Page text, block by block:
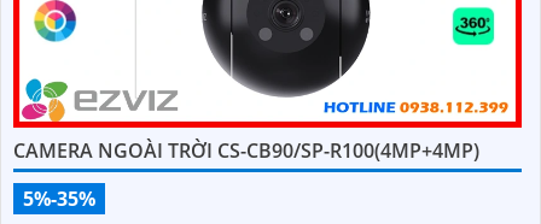
CAMERA NGOÀI TRỜI CS-CB90/SP-R100(4MP+4MP)
5%-35%